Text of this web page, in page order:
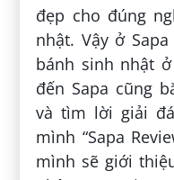
đẹp cho đúng
nhật. Vậy ở
bánh sinh nhật
đến Sapa cũng
và tìm lời giải
mình “Sapa
mình sẽ giới